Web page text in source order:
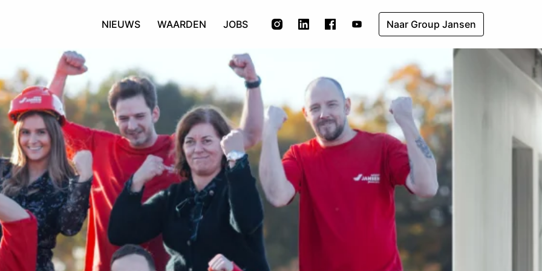
NIEUWS WAARDEN JOBS Naar Group Jansen